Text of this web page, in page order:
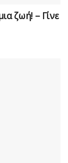
ζωή! – Γίνε